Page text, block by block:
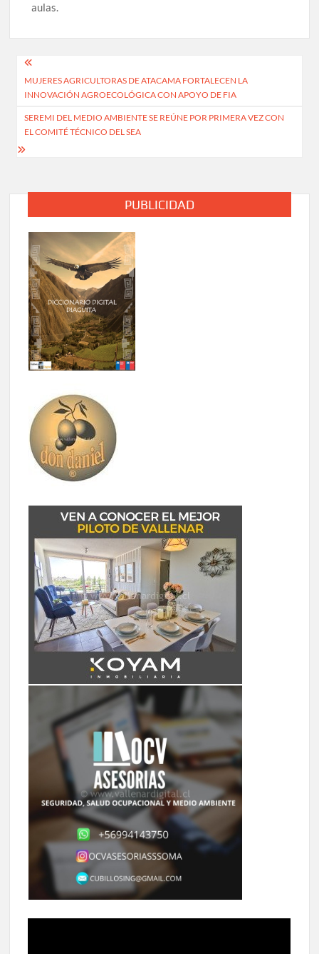
aulas.
Navegación
de
entradas
MUJERES AGRICULTORAS DE ATACAMA FORTALECEN LA
INNOVACIÓN AGROECOLÓGICA CON APOYO DE FIA
SEREMI DEL MEDIO AMBIENTE SE REÚNE POR PRIMERA VEZ CON
EL COMITÉ TÉCNICO DEL SEA
PUBLICIDAD